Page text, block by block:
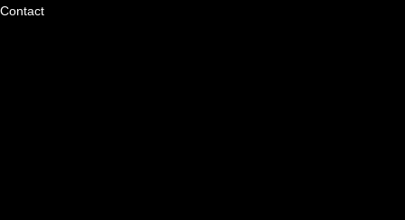
Contact